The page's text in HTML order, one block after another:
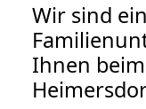
Wir sind ein
Ihnen